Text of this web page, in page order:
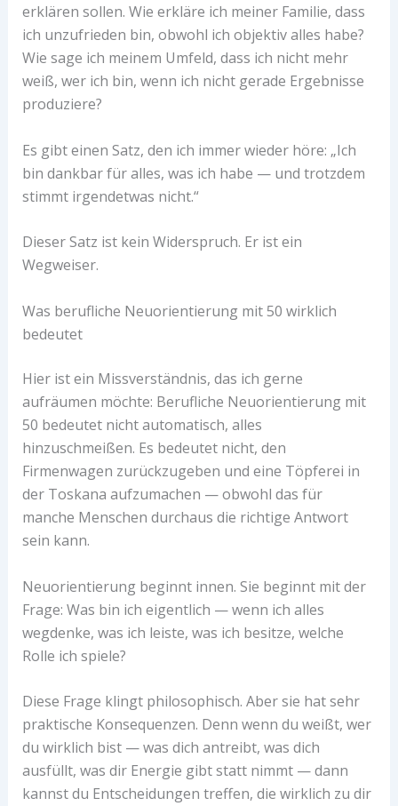
erklären sollen. Wie erkläre ich meiner Familie, dass
ich unzufrieden bin, obwohl ich objektiv alles habe?
Wie sage ich meinem Umfeld, dass ich nicht mehr
weiß, wer ich bin, wenn ich nicht gerade Ergebnisse
produziere?
Es gibt einen Satz, den ich immer wieder höre: „Ich
bin dankbar für alles, was ich habe — und trotzdem
stimmt irgendetwas nicht.“
Dieser Satz ist kein Widerspruch. Er ist ein
Wegweiser.
Was berufliche Neuorientierung mit 50 wirklich
bedeutet
Hier ist ein Missverständnis, das ich gerne
aufräumen möchte: Berufliche Neuorientierung mit
50 bedeutet nicht automatisch, alles
hinzuschmeißen. Es bedeutet nicht, den
Firmenwagen zurückzugeben und eine Töpferei in
der Toskana aufzumachen — obwohl das für
manche Menschen durchaus die richtige Antwort
sein kann.
Neuorientierung beginnt innen. Sie beginnt mit der
Frage: Was bin ich eigentlich — wenn ich alles
wegdenke, was ich leiste, was ich besitze, welche
Rolle ich spiele?
Diese Frage klingt philosophisch. Aber sie hat sehr
praktische Konsequenzen. Denn wenn du weißt, wer
du wirklich bist — was dich antreibt, was dich
ausfüllt, was dir Energie gibt statt nimmt — dann
kannst du Entscheidungen treffen, die wirklich zu dir